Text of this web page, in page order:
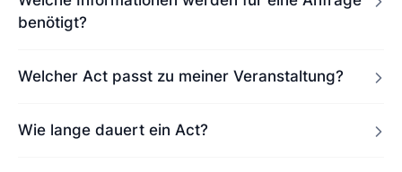
benötigt?
Welcher Act passt zu meiner Veranstaltung?
Wie lange dauert ein Act?